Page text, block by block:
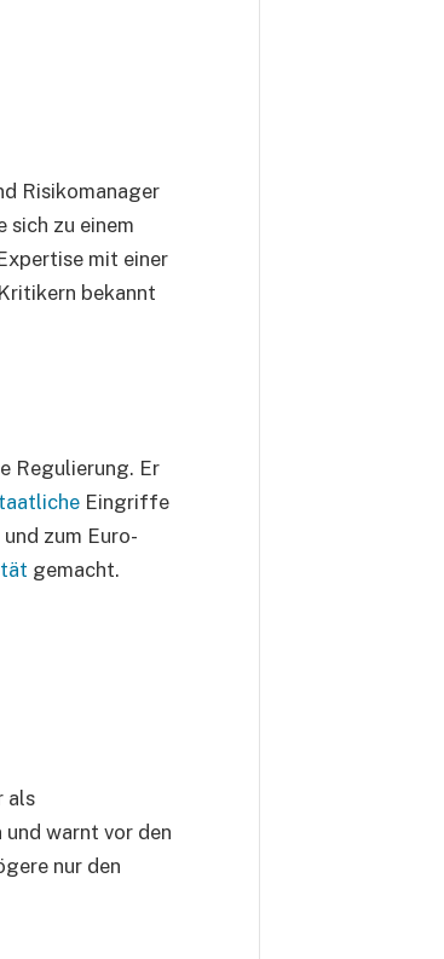
Risikomanager
sich zu einem
mit einer
bekannt
Regulierung. Er
Eingriffe
zum Euro-
gemacht.
als
und warnt vor den
nur den